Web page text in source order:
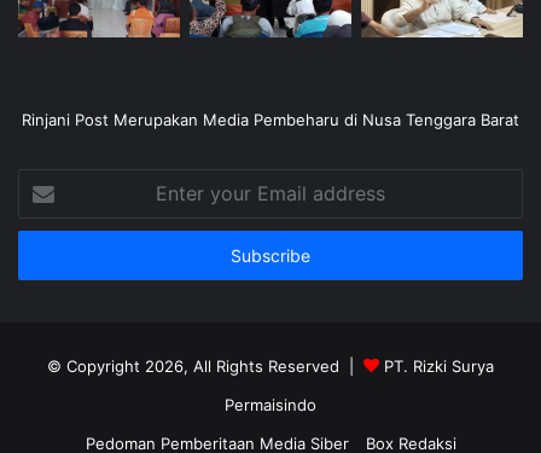
Rinjani Post Merupakan Media Pembeharu di Nusa Tenggara Barat
your
Email
© Copyright 2026, All Rights Reserved |
PT. Rizki Surya
Permaisindo
Pedoman Pemberitaan Media Siber
Box Redaksi